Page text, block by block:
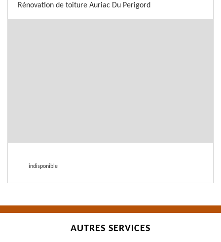
Rénovation de toiture Auriac Du Perigord
indisponible
AUTRES SERVICES